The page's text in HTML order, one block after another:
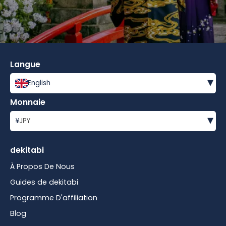
Langue
English ▾
Monnaie
¥JPY ▾
dekitabi
À Propos De Nous
Guides de dekitabi
Programme D'affiliation
Blog